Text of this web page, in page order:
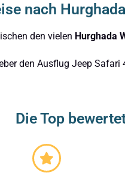
nach
den vielen Hurghada
den Ausflug Jeep Safari
Die Top